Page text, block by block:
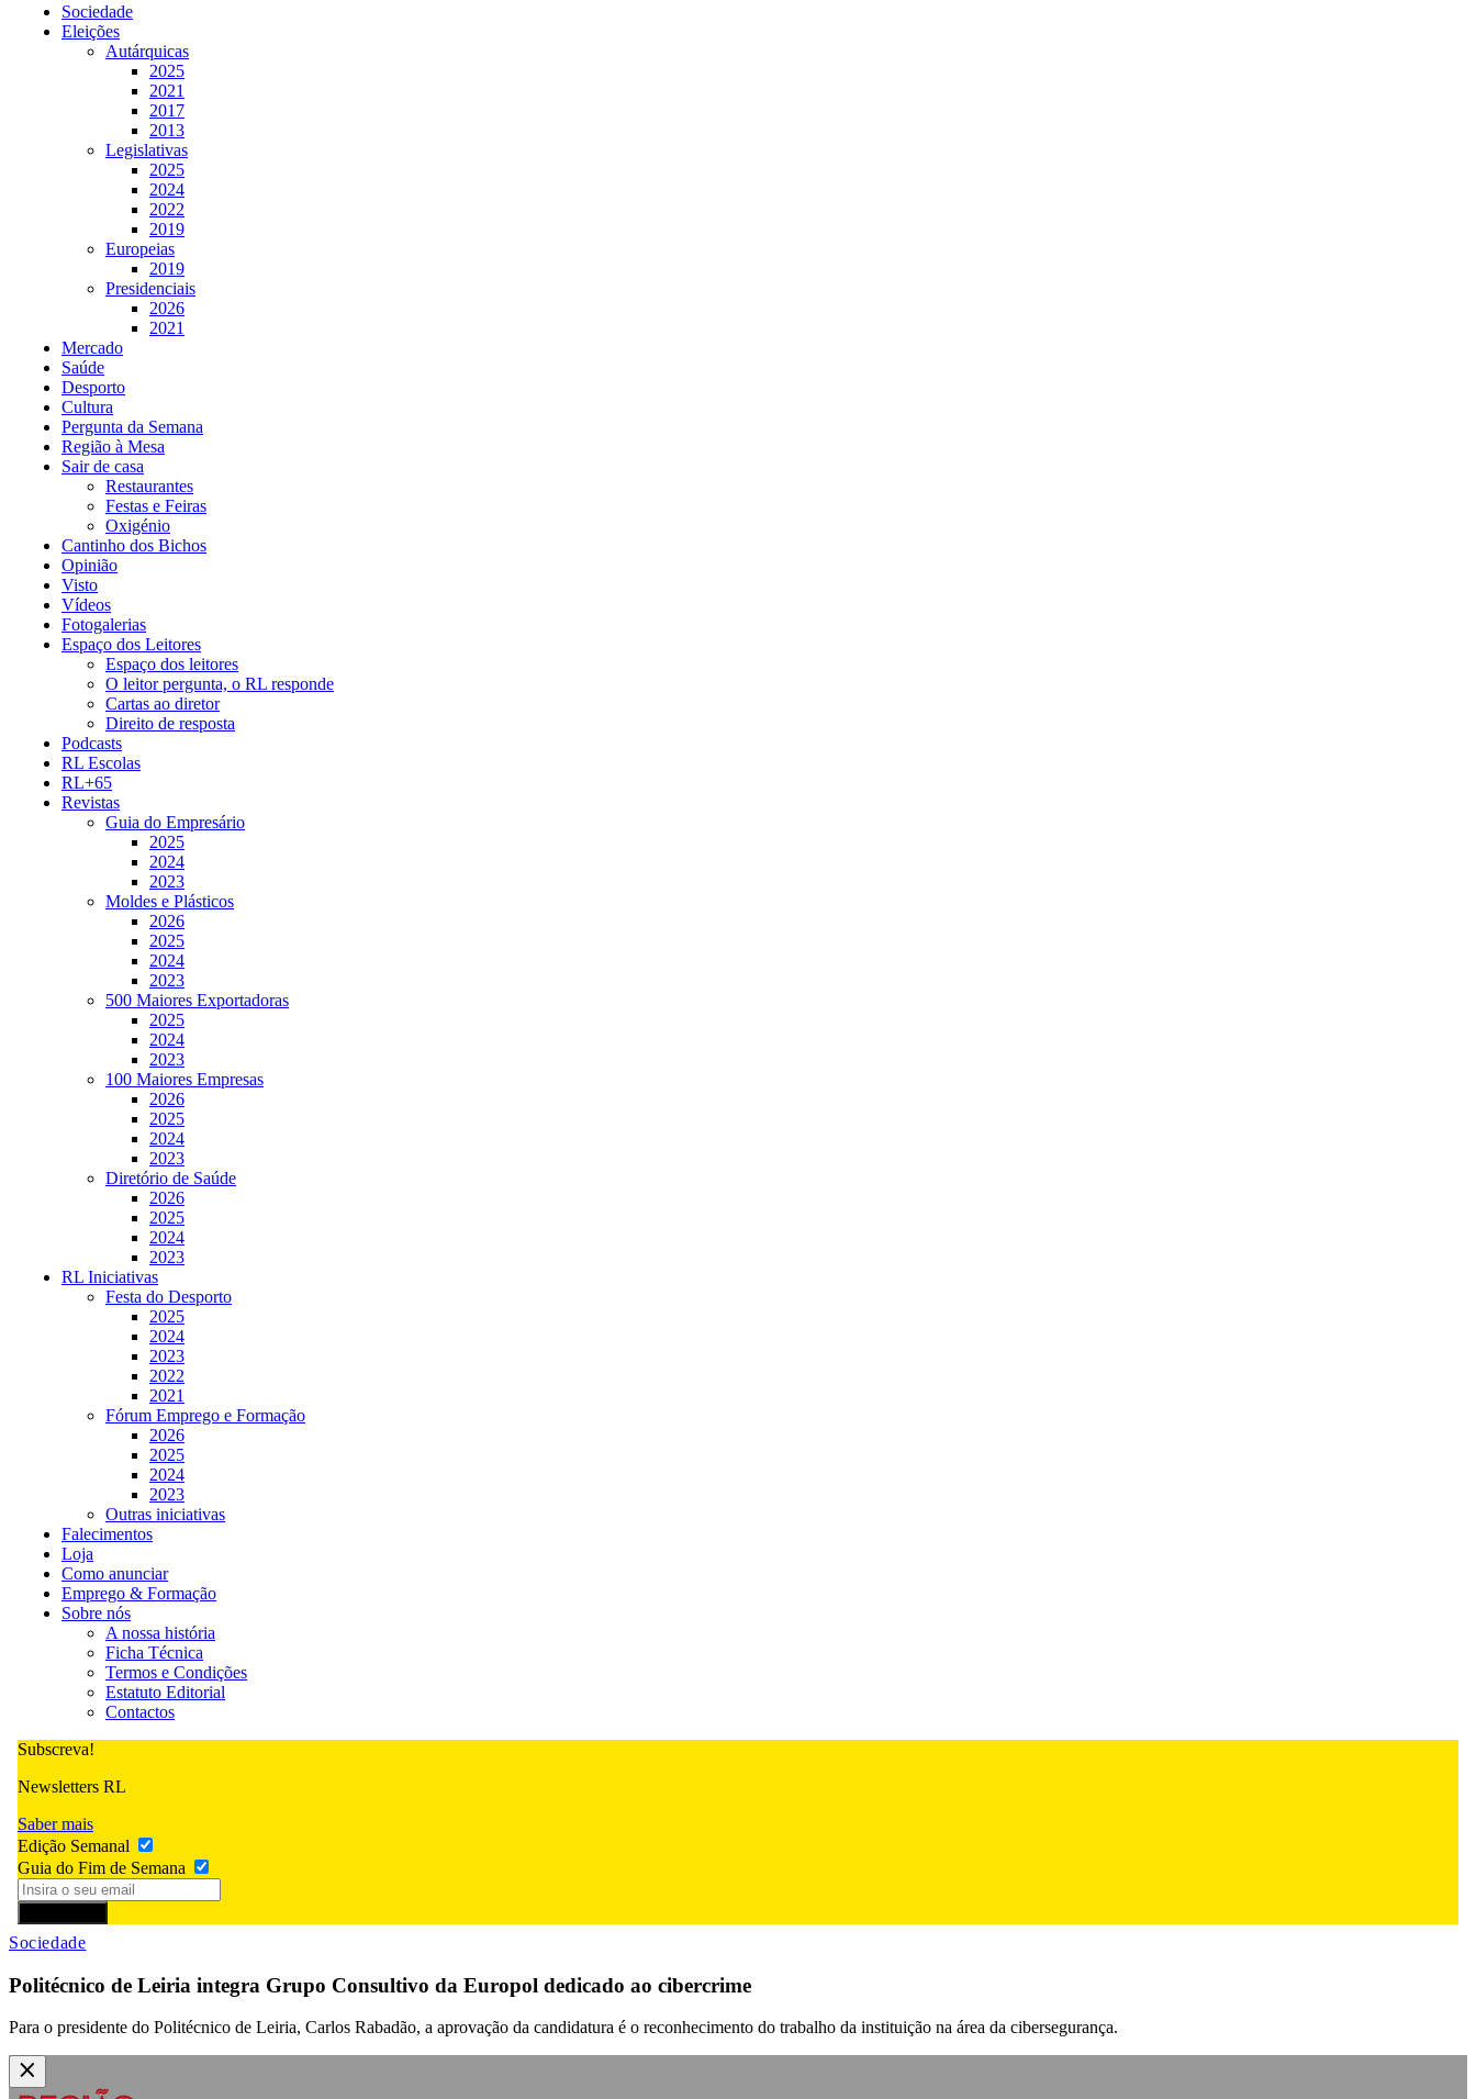
Sociedade
Eleições
Autárquicas
2025
2021
2017
2013
Legislativas
2025
2024
2022
2019
Europeias
2019
Presidenciais
2026
2021
Mercado
Saúde
Desporto
Cultura
Pergunta da Semana
Região à Mesa
Sair de casa
Restaurantes
Festas e Feiras
Oxigénio
Cantinho dos Bichos
Opinião
Visto
Vídeos
Fotogalerias
Espaço dos Leitores
Espaço dos leitores
O leitor pergunta, o RL responde
Cartas ao diretor
Direito de resposta
Podcasts
RL Escolas
RL+65
Revistas
Guia do Empresário
2025
2024
2023
Moldes e Plásticos
2026
2025
2024
2023
500 Maiores Exportadoras
2025
2024
2023
100 Maiores Empresas
2026
2025
2024
2023
Diretório de Saúde
2026
2025
2024
2023
RL Iniciativas
Festa do Desporto
2025
2024
2023
2022
2021
Fórum Emprego e Formação
2026
2025
2024
2023
Outras iniciativas
Falecimentos
Loja
Como anunciar
Emprego & Formação
Sobre nós
A nossa história
Ficha Técnica
Termos e Condições
Estatuto Editorial
Contactos
Subscreva!
Newsletters RL
Saber mais
Edição Semanal
Guia do Fim de Semana
Sociedade
Politécnico de Leiria integra Grupo Consultivo da Europol dedicado ao cibercrime
Para o presidente do Politécnico de Leiria, Carlos Rabadão, a aprovação da candidatura é o reconhecimento do trabalho da instituição na área da cibersegurança.